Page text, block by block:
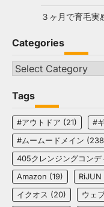
３ヶ月で育毛実
Categories
Categories
Tags
#アウトドア (21) #
#ムームードメイン
405クレンジングコンデ
Amazon (19) RiJUN
イクオス (20) ウェ